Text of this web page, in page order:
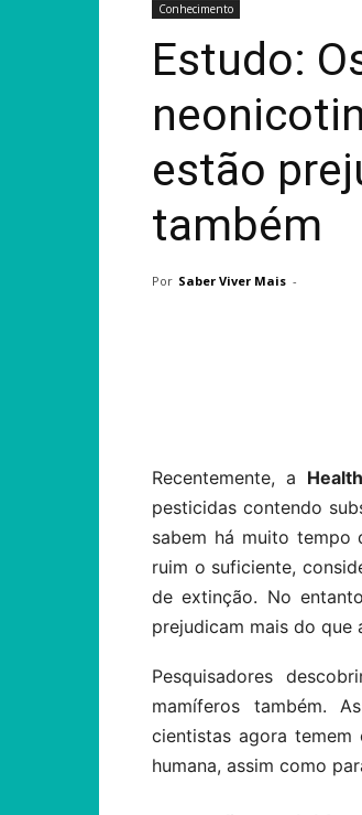
Conhecimento
Estudo:
estão
também
Por Saber Viver Mais -
Recentemente, a
pesticidas contendo
sabem há muito tempo
ruim o suficiente,
de extinção. No
prejudicam mais do que
Pesquisadores
mamíferos também.
cientistas agora temem
humana, assim como